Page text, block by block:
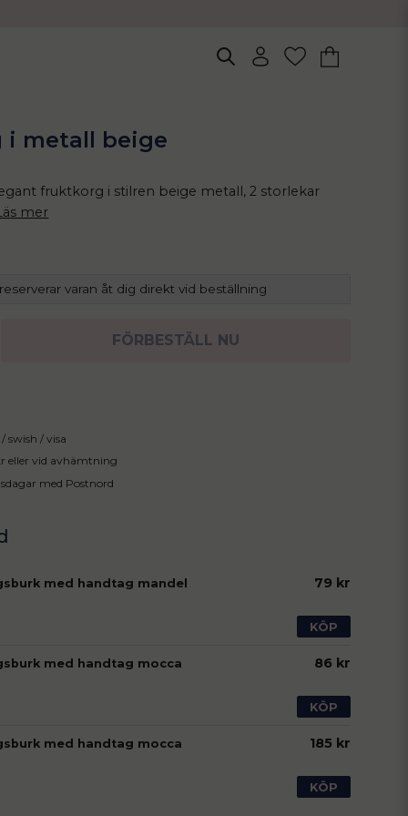
i metall beige
fruktkorg i stilren beige metall, 2 storlekar
mer
varan åt dig direkt vid beställning
FÖRBESTÄLL NU
swish / visa
eller vid avhämtning
med Postnord
med handtag mandel 79 kr
KÖP
med handtag mocca 86 kr
KÖP
med handtag mocca 185 kr
KÖP